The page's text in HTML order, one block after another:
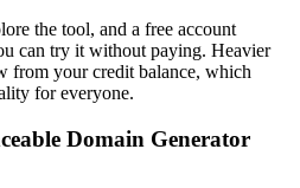
the tool, and a free account
can try it without paying. Heavier
from your credit balance, which
for everyone.
Domain Generator